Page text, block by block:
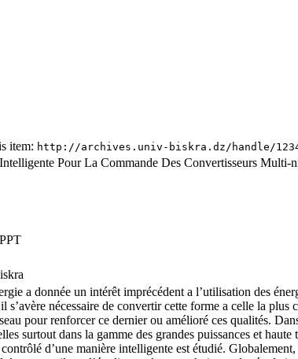
item: http://archives.univ-biskra.dz/handle/
Pour La Commande Des Convertisseurs Multi-
a donnée un intérêt imprécédent a l’utilisation des
s’avère nécessaire de convertir cette forme a celle la
pour renforcer ce dernier ou amélioré ces qualités.
surtout dans la gamme des grandes puissances et
d’une manière intelligente est étudié.